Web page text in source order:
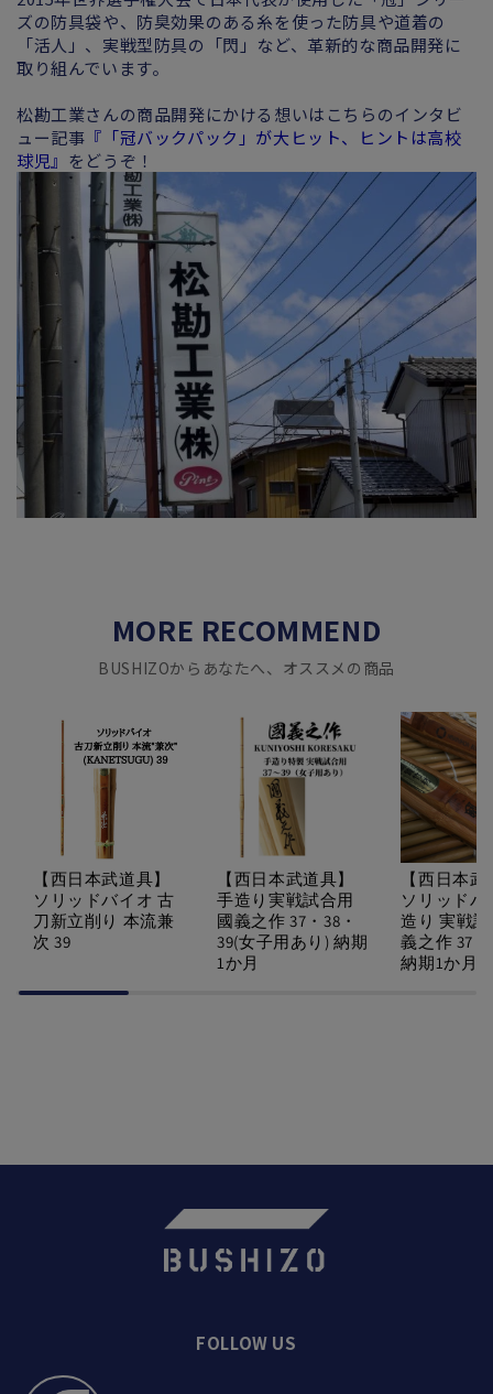
ズの防具袋や、防臭効果のある糸を使った防具や道着の
「活人」、実戦型防具の「閃」など、革新的な商品開発に
取り組んでいます。
松勘工業さんの商品開発にかける想いはこちらのインタビ
ュー記事 『「冠バックパック」が大ヒット、ヒントは高校
球児』 をどうぞ！
MORE RECOMMEND
BUSHIZOからあなたへ、オススメの商品
【西日本武道具】
ソリッドバイオ 古
刀新立削り 本流兼
次 39
【西日本武道具】
手造り実戦試合用
國義之作 37・38・
39(女子用あり) 納期
1か月
【西日本
ソリッドバ
造り 実戦
義之作 37・
納期1か月
FOLLOW US